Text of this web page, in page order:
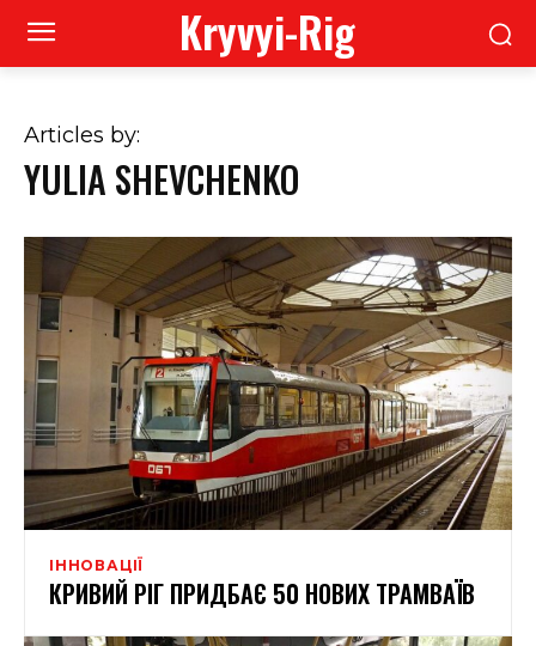
Kryvyi-Rig
Articles by:
YULIA SHEVCHENKO
ІННОВАЦІЇ
КРИВИЙ РІГ ПРИДБАЄ 50 НОВИХ ТРАМВАЇВ